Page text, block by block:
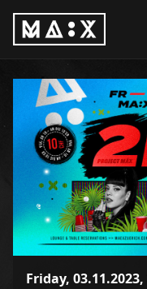
Friday, 03.11.2023,